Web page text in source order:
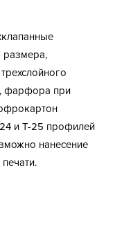
размера,
фарфора при
и Т-25 профилей
нанесение